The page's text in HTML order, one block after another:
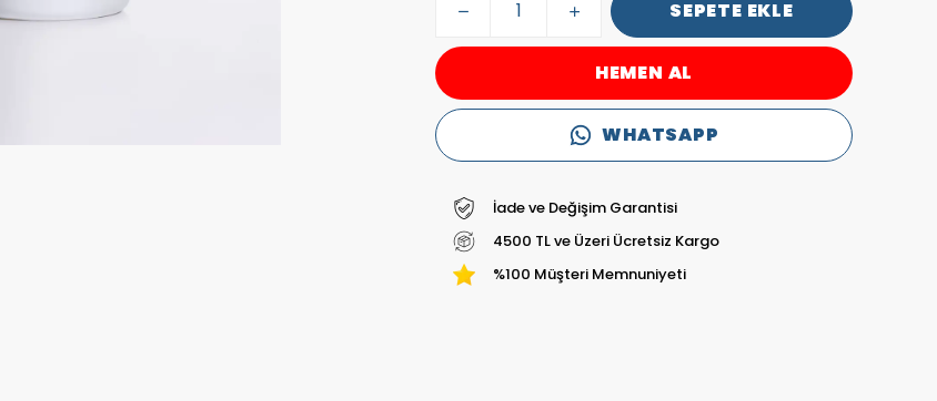
SEPETE EKLE
HEMEN AL
WHATSAPP
İade ve Değişim Garantisi
4500 TL ve Üzeri Ücretsiz Kargo
%100 Müşteri Memnuniyeti